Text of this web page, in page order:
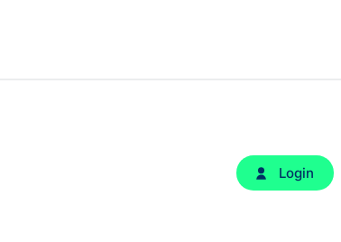
mit wem Du beim
möchtest 📅
Login